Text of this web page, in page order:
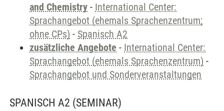
and Chemistry - International Center:
Sprachangebot (ehemals Sprachenzentrum;
ohne CPs) - Spanisch A2
zusätzliche Angebote - International Center:
Sprachangebot (ehemals Sprachenzentrum) -
Sprachangebot und Sonderveranstaltungen
SPANISCH A2 (SEMINAR)